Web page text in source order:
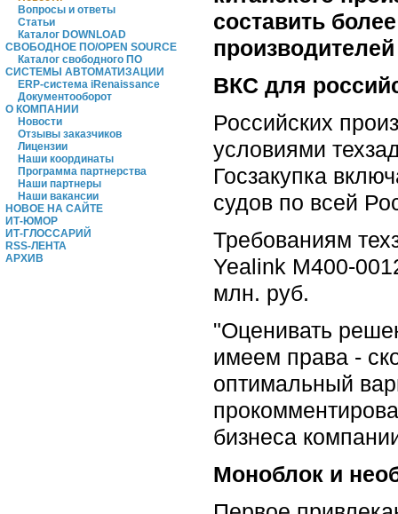
Вопросы и ответы
Статьи
Каталог DOWNLOAD
СВОБОДНОЕ ПО/OPEN SOURCE
Каталог свободного ПО
СИСТЕМЫ АВТОМАТИЗАЦИИ
ERP-система iRenaissance
Документооборот
О КОМПАНИИ
Новости
Отзывы заказчиков
Лицензии
Наши координаты
Программа партнерства
Наши партнеры
Наши вакансии
НОВОЕ НА САЙТЕ
ИТ-ЮМОР
ИТ-ГЛОССАРИЙ
RSS-ЛЕНТА
АРХИВ
составить
ВКС для
Российских
условиями
Госзакупка
судов по всей
Требованиям
Yealink M400-
млн. руб.
"Оценивать
имеем права -
оптимальный
бизнеса
Моноблок и